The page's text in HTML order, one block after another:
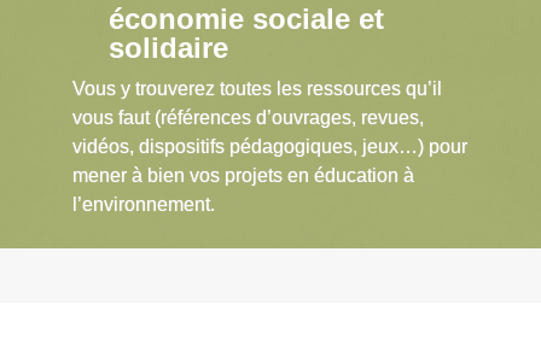
économie sociale et
solidaire
Vous y trouverez toutes les ressources qu’il
vous faut (références d’ouvrages, revues,
vidéos, dispositifs pédagogiques, jeux…) pour
mener à bien vos projets en éducation à
l’environnement.